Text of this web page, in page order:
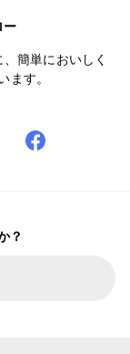
ー
簡単においしく
ます。
？